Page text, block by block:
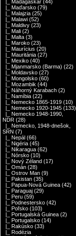
|_ Madagaskar (44)
|_ Maďarsko (79)
|_ Malajzia (25)
|_ Malawi (52)
|_ Maldivy (23)
|_ Mali (2)
|_ Malta (3)
|_ Maroko (23)
|_ Maurícius (20)
|_ Mauritánia (27)
|_ Mexiko (40)
|_ Mjanmarsko (Barma) (22)
|_ Moldavsko (27)
|_ Mongolsko (60)
|_ Mozambik (44)
|_ Náhorný Karabach (2)
|_ Namíbia (22)
|_ Nemecko 1865-1919 (10)
|_ Nemecko 1920-1945 (133)
|_ Nemecko 1948-1990,
NDR (28)
|_ Nemecko, 1948-dnešok,
SRN (7)
|_ Nepál (66)
|_ Nigéria (45)
|_ Nikaragua (62)
|_ Nórsko (10)
|_ Nový Zéland (17)
|_ Omán (28)
|_ Ostrov Man (9)
|_ Pakistan (35)
|_ Papua-Nová Guinea (42)
|_ Paraguaj (29)
|_ Peru (59)
|_ Podnestersko (42)
|_ Poľsko (103)
|_ Portugalská Guinea (2)
|_ Portugalsko (14)
|_ Rakúsko (33)
|_ Rodézia